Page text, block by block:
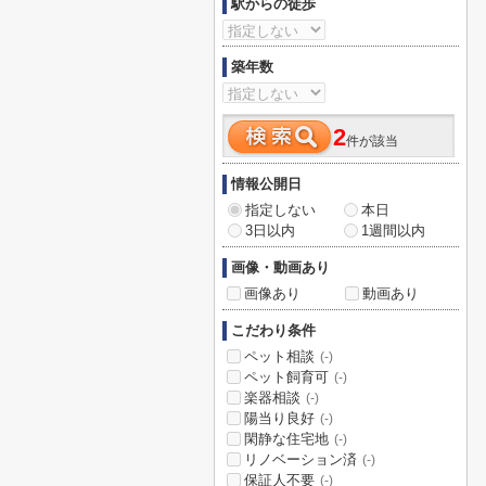
駅からの徒歩
築年数
2件が該当
情報公開日
指定しない
本日
3日以内
1週間以内
画像・動画あり
画像あり
動画あり
こだわり条件
ペット相談 (-)
ペット飼育可 (-)
楽器相談 (-)
陽当り良好 (-)
閑静な住宅地 (-)
リノベーション済 (-)
保証人不要 (-)